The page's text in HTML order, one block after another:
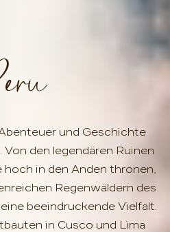
und Geschichte
den legendären Ruinen
in den Anden thronen,
Regenwäldern des
beeindruckende Vielfalt.
in Cusco und Lima